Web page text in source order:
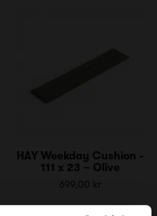
HAY Weekday Cushion -
111 x 23 – Olive
699,00 kr